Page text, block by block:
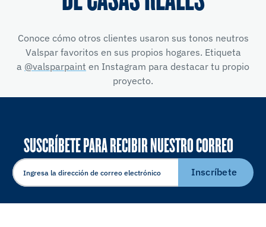
Conoce cómo otros clientes usaron sus tonos neutros
Valspar favoritos en sus propios hogares. Etiqueta
a @valsparpaint en Instagram para destacar tu propio
proyecto.
SUSCRÍBETE PARA RECIBIR NUESTRO CORREO
ELECTRÓNICO
Inscríbete